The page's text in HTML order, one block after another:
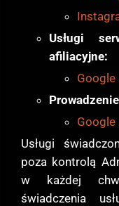
Usługi
afiliacyjne:
Usługi
poza kontrolą
w każdej
świadczenia